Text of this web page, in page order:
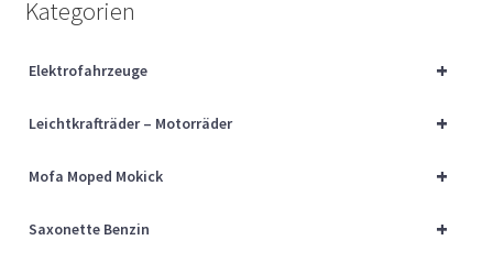
Über uns
Kategorien
+
Elektrofahrzeuge
+
Leichtkrafträder – Motorräder
+
Mofa Moped Mokick
+
Saxonette Benzin